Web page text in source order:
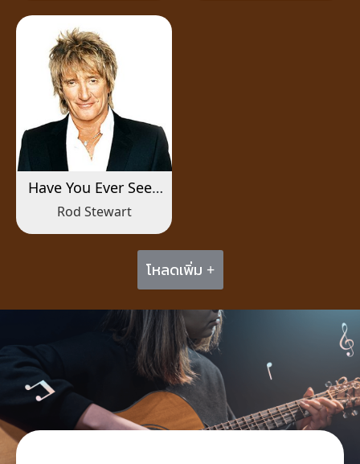
Have You Ever Seen
the Rain
Rod Stewart
โหลดเพิ่ม +